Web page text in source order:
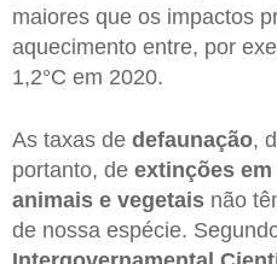
maiores que os impactos
aquecimento entre, por
1,2°C em 2020.
As taxas de defaunação,
portanto, de extinções
animais e vegetais não
de nossa espécie.